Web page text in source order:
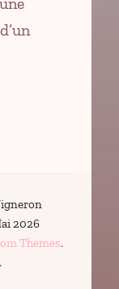
2026
Themes.
.